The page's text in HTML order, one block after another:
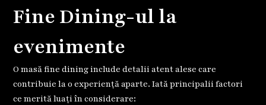
Fine Dining-ul la
evenimente
O masă fine dining include detalii atent alese care
contribuie la o experiență aparte. Iată principalii factori
ce merită luați în considerare: